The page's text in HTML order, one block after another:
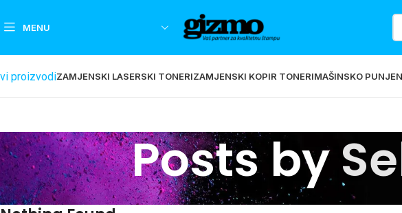
MENU
proizvodiZAMJENSKI LASERSKI TONERIZAMJENSKI KOPIR TONERIMAŠINSKO
Posts by